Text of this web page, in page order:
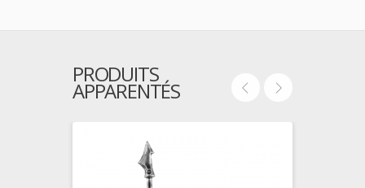
PRODUITS
APPARENTÉS